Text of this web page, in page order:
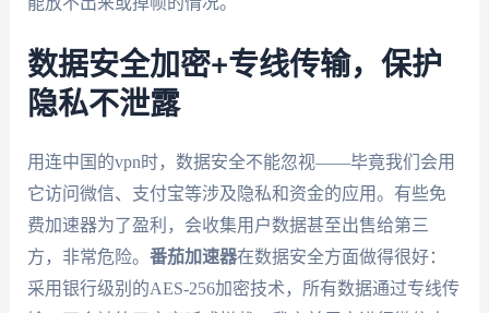
数据安全加密+专线传输，保护
隐私不泄露
用连中国的vpn时，数据安全不能忽视——毕竟我们会用
它访问微信、支付宝等涉及隐私和资金的应用。有些免
费加速器为了盈利，会收集用户数据甚至出售给第三
方，非常危险。 番茄加速器在数据安全方面做得很好：
采用银行级别的AES-256加密技术，所有数据通过专线传